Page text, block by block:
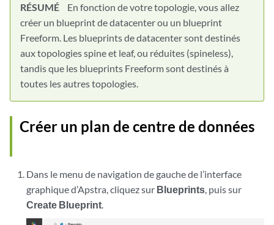
RÉSUMÉ
En fonction de votre topologie, vous allez
créer un blueprint de datacenter ou un blueprint
Freeform. Les blueprints de datacenter sont destinés
aux topologies spine et leaf, ou réduites (spineless),
tandis que les blueprints Freeform sont destinés à
toutes les autres topologies.
Créer un plan de centre de données
Dans le menu de navigation de gauche de l’interface
graphique d’Apstra, cliquez sur Blueprints, puis sur
Create Blueprint.